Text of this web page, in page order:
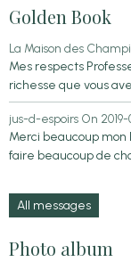
Golden Book
La Maison des
Mes respects
richesse que vous
jus-d-espoirs On
Merci beaucoup mon
faire beaucoup de
All messages
Photo album